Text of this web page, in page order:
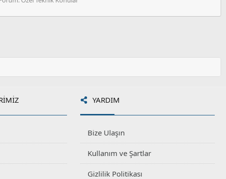
YARDIM
Bize Ulaşın
Kullanım ve Şartlar
Gizlilik Politikası